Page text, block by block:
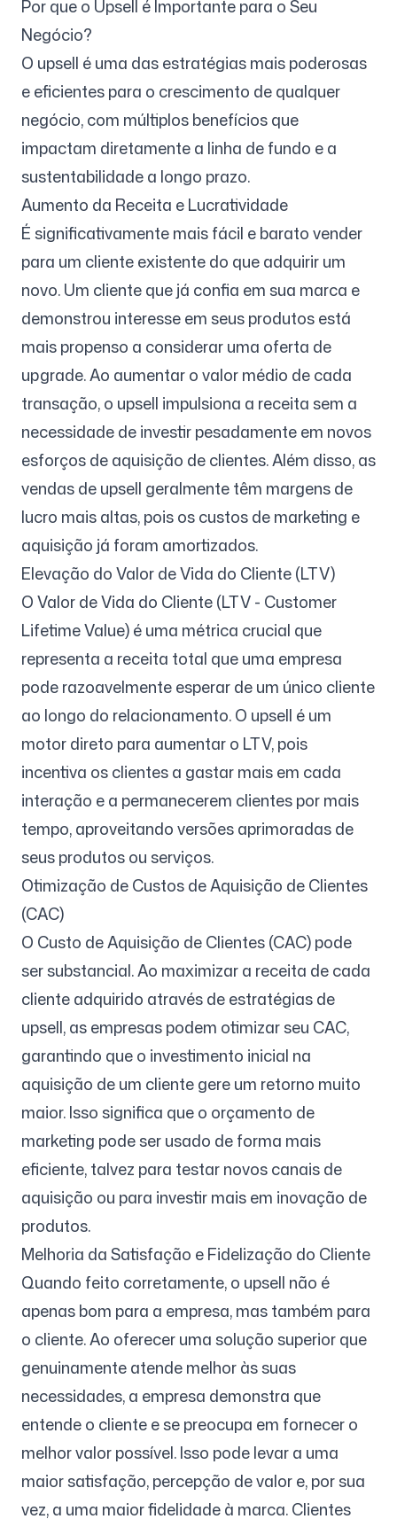
Por que o Upsell é Importante para o Seu
Negócio?
O upsell é uma das estratégias mais poderosas
e eficientes para o crescimento de qualquer
negócio, com múltiplos benefícios que
impactam diretamente a linha de fundo e a
sustentabilidade a longo prazo.
Aumento da Receita e Lucratividade
É significativamente mais fácil e barato vender
para um cliente existente do que adquirir um
novo. Um cliente que já confia em sua marca e
demonstrou interesse em seus produtos está
mais propenso a considerar uma oferta de
upgrade. Ao aumentar o valor médio de cada
transação, o upsell impulsiona a receita sem a
necessidade de investir pesadamente em novos
esforços de aquisição de clientes. Além disso, as
vendas de upsell geralmente têm margens de
lucro mais altas, pois os custos de marketing e
aquisição já foram amortizados.
Elevação do Valor de Vida do Cliente (LTV)
O Valor de Vida do Cliente (LTV - Customer
Lifetime Value) é uma métrica crucial que
representa a receita total que uma empresa
pode razoavelmente esperar de um único cliente
ao longo do relacionamento. O upsell é um
motor direto para aumentar o LTV, pois
incentiva os clientes a gastar mais em cada
interação e a permanecerem clientes por mais
tempo, aproveitando versões aprimoradas de
seus produtos ou serviços.
Otimização de Custos de Aquisição de Clientes
(CAC)
O Custo de Aquisição de Clientes (CAC) pode
ser substancial. Ao maximizar a receita de cada
cliente adquirido através de estratégias de
upsell, as empresas podem otimizar seu CAC,
garantindo que o investimento inicial na
aquisição de um cliente gere um retorno muito
maior. Isso significa que o orçamento de
marketing pode ser usado de forma mais
eficiente, talvez para testar novos canais de
aquisição ou para investir mais em inovação de
produtos.
Melhoria da Satisfação e Fidelização do Cliente
Quando feito corretamente, o upsell não é
apenas bom para a empresa, mas também para
o cliente. Ao oferecer uma solução superior que
genuinamente atende melhor às suas
necessidades, a empresa demonstra que
entende o cliente e se preocupa em fornecer o
melhor valor possível. Isso pode levar a uma
maior satisfação, percepção de valor e, por sua
vez, a uma maior fidelidade à marca. Clientes